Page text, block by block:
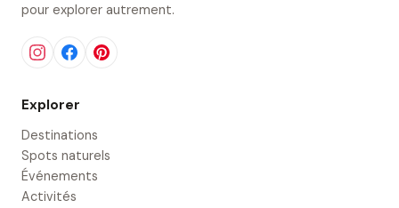
pour explorer autrement.
Explorer
Destinations
Spots naturels
Événements
Activités